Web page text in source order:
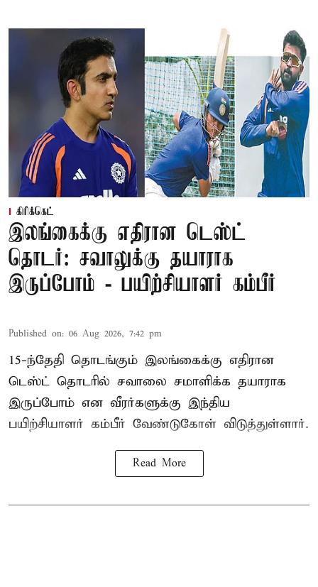
கிரிக்கெட்
இலங்கைக்கு எதிரான டெஸ்ட்
தொடர்: சவாலுக்கு தயாராக
இருப்போம் - பயிற்சியாளர் கம்பீர்
Published on: 06 Aug 2026, 7:42 pm
15-ந்தேதி தொடங்கும் இலங்கைக்கு எதிரான
டெஸ்ட் தொடரில் சவாலை சமாளிக்க தயாராக
இருப்போம் என வீரர்களுக்கு இந்திய
பயிற்சியாளர் கம்பீர் வேண்டுகோள் விடுத்துள்ளார்.
Read More